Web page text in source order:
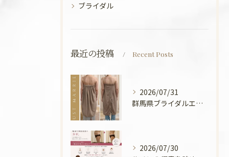
ブライダル
最近の投稿 Recent Posts
2026/07/31
群馬県ブライダルエステ💍
2026/07/30